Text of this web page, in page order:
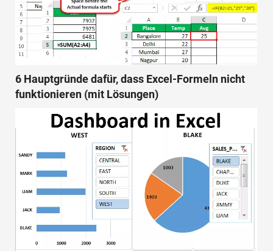
6 Hauptgründe dafür, dass Excel-Formeln nicht
funktionieren (mit Lösungen)